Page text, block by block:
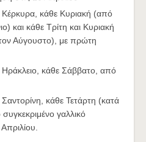
κάθε Κυριακή (από
και κάθε Τρίτη και Κυριακή
Αύγουστο), με πρώτη
κάθε Σάββατο, από
κάθε Τετάρτη (κατά
συγκεκριμένο γαλλικό